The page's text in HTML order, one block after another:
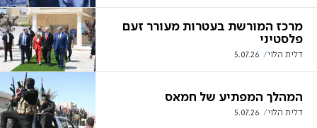
מרכז המורשת בעטרות מעורר זעם
פלסטיני
דלית הלוי 5.07.26
המהלך המפתיע של חמאס
דלית הלוי 5.07.26